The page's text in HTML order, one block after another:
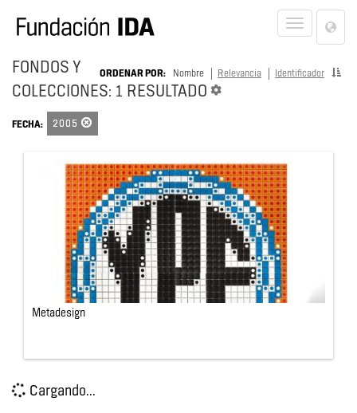
Toggle
ORDENAR POR: Nombre Relevancia Identificador
FONDOS Y
COLECCIONES: 1 RESULTADO
FECHA: 2005
Metadesign
Cargando...